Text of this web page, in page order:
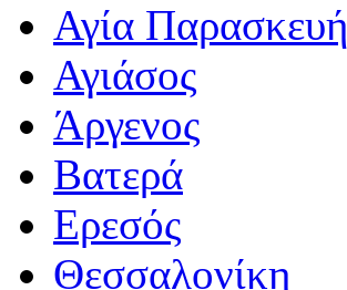
Αγία Παρασκευή
Αγιάσος
Άργενος
Βατερά
Ερεσός
Θεσσαλονίκη